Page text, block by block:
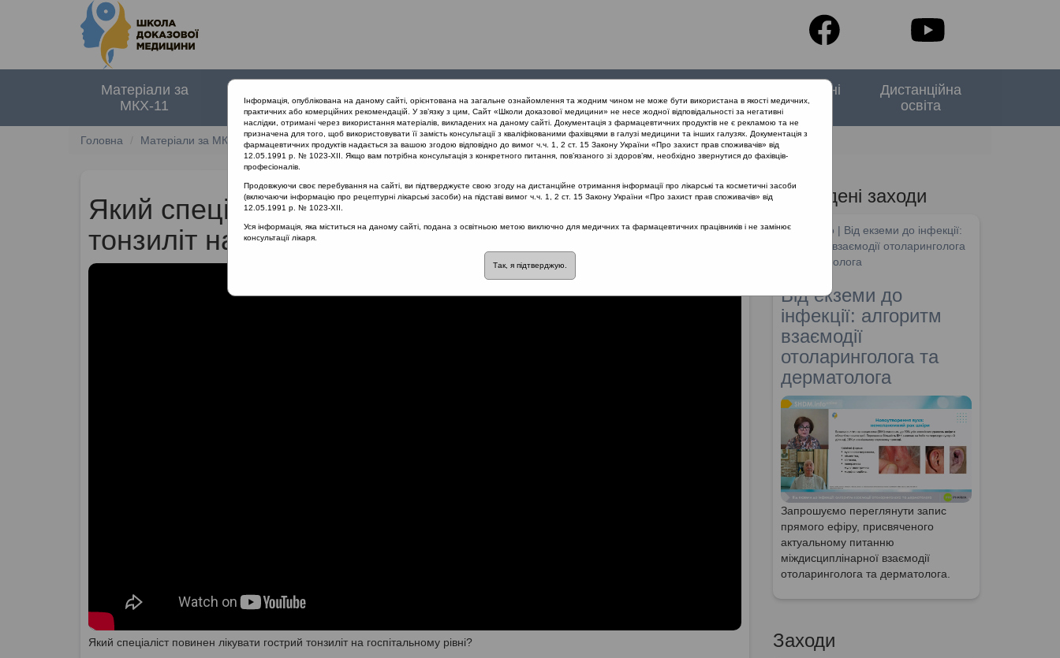
Матеріали за
МКХ-11
документи
заходи
проекту
Спеціальні
випуски
Дистанційна
освіта
Головна Матеріали за МКХ-11 12 Хвороби органів дихання Який спеціаліст повинен лікувати гострий тонзиліт на госпітальному рівні?
Який спеціаліст повинен лікувати гострий
тонзиліт на госпітальному рівні?
Який спеціаліст повинен лікувати гострий тонзиліт на госпітальному рівні?
Проведені заходи
SHDM.info | Від екземи до інфекції:
алгоритм взаємодії отоларинголога
та дерматолога
Від екземи до
інфекції: алгоритм
взаємодії
отоларинголога та
дерматолога
Запрошуємо переглянути запис
прямого ефіру, присвяченого
актуальному питанню
міждисциплінарної взаємодії
отоларинголога та дерматолога.
Заходи
Інформація, опублікована на даному сайті, орієнтована на загальне ознайомлення та жодним чином не може бути використана в якості медичних,
практичних або комерційних рекомендацій. У зв’язку з цим, Сайт «Школи доказової медицини» не несе жодної відповідальності за негативні
наслідки, отримані через використання матеріалів, викладених на даному сайті. Документація з фармацевтичних продуктів не є рекламою та не
призначена для того, щоб використовувати її замість консультації з кваліфікованими фахівцями в галузі медицини та інших галузях. Документація з
фармацевтичних продуктів надається за вашою згодою відповідно до вимог ч.ч. 1, 2 ст. 15 Закону України «Про захист прав споживачів» від
12.05.1991 р. № 1023-XII. Якщо вам потрібна консультація з конкретного питання, пов’язаного зі здоров’ям, необхідно звернутися до фахівців-
професіоналів.
Продовжуючи своє перебування на сайті, ви підтверджуєте свою згоду на дистанційне отримання інформації про лікарські та косметичні засоби
(включаючи інформацію про рецептурні лікарські засоби) на підставі вимог ч.ч. 1, 2 ст. 15 Закону України «Про захист прав споживачів» від
12.05.1991 р. № 1023-XII.
Уся інформація, яка міститься на даному сайті, подана з освітньою метою виключно для медичних та фармацевтичних працівників і не замінює
консультації лікаря.
Так, я підтверджую.